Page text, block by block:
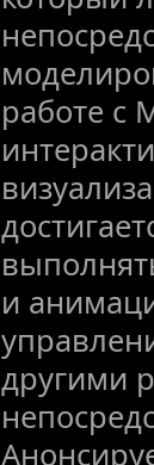
работе с
и
другими